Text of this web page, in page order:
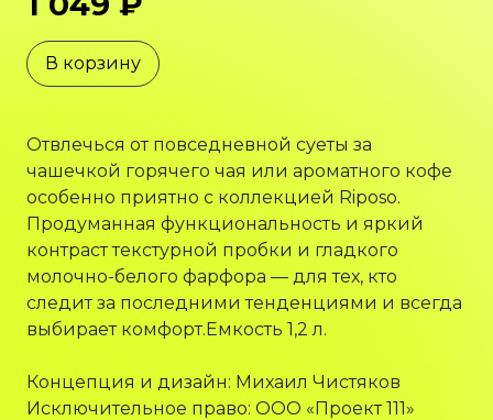
В корзину
Отвлечься от повседневной суеты за
чашечкой горячего чая или ароматного кофе
особенно приятно с коллекцией Riposo.
Продуманная функциональность и яркий
контраст текстурной пробки и гладкого
молочно-белого фарфора — для тех, кто
следит за последними тенденциями и всегда
выбирает комфорт.Емкость 1,2 л.
Концепция и дизайн: Михаил Чистяков
Исключительное право: ООО «Проект 111»